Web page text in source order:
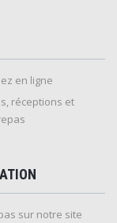
en ligne
réceptions et
sur notre site